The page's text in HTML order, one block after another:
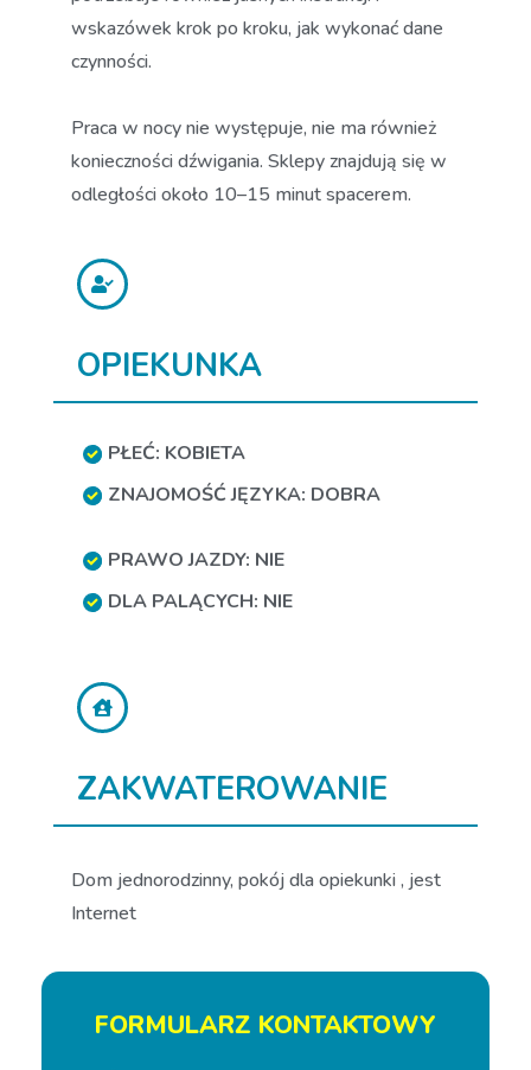
wskazówek krok po kroku, jak wykonać dane
czynności.
Praca w nocy nie występuje, nie ma również
konieczności dźwigania. Sklepy znajdują się w
odległości około 10–15 minut spacerem.
OPIEKUNKA
PŁEĆ: KOBIETA
ZNAJOMOŚĆ JĘZYKA: DOBRA
PRAWO JAZDY: NIE
DLA PALĄCYCH: NIE
ZAKWATEROWANIE
Dom jednorodzinny, pokój dla opiekunki , jest
Internet
FORMULARZ KONTAKTOWY